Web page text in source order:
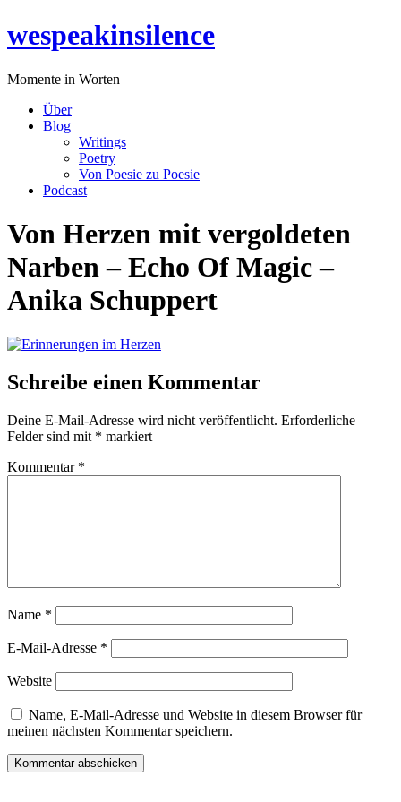
Inhalt
wespeakinsilence
Momente in Worten
Über
Blog
Writings
Poetry
Von Poesie zu Poesie
Podcast
Von Herzen mit vergoldeten
Narben – Echo Of Magic –
Anika Schuppert
Schreibe einen Kommentar
Deine E-Mail-Adresse wird nicht veröffentlicht. Erforderliche
Felder sind mit * markiert
Kommentar *
Name *
E-Mail-Adresse *
Website
Name, E-Mail-Adresse und Website in diesem Browser für
meinen nächsten Kommentar speichern.